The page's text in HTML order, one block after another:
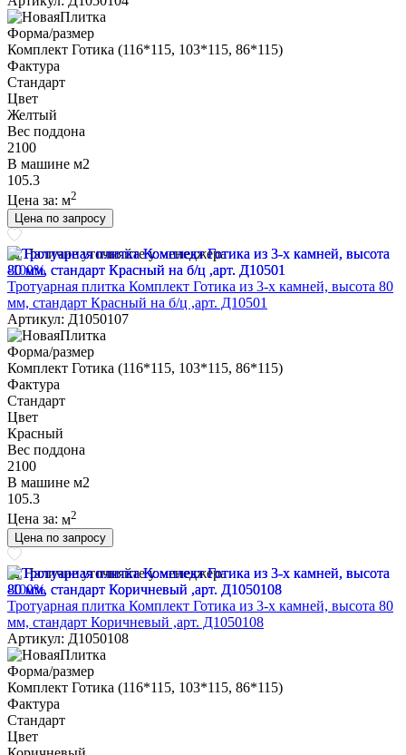
Форма/размер
Комплект Готика (116*115, 103*115, 86*115)
Фактура
Стандарт
Цвет
Желтый
Вес поддона
2100
В машине м2
105.3
Цена за: м2
Цена по запросу
Наличие уточняйте у менеджера
-100%
Тротуарная плитка Комплект Готика из 3-х камней, высота 80
мм, стандарт Красный на б/ц ,арт. Д10501
Артикул: Д1050107
Форма/размер
Комплект Готика (116*115, 103*115, 86*115)
Фактура
Стандарт
Цвет
Красный
Вес поддона
2100
В машине м2
105.3
Цена за: м2
Цена по запросу
Наличие уточняйте у менеджера
-100%
Тротуарная плитка Комплект Готика из 3-х камней, высота 80
мм, стандарт Коричневый ,арт. Д1050108
Артикул: Д1050108
Форма/размер
Комплект Готика (116*115, 103*115, 86*115)
Фактура
Стандарт
Цвет